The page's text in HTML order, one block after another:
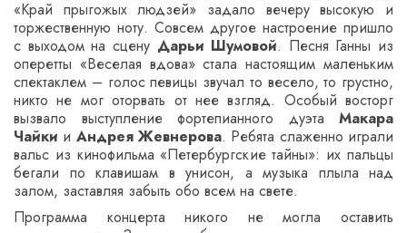
«Край прыгожых людзей» задало вечеру высокую и
торжественную ноту. Совсем другое настроение пришло
с выходом на сцену Дарьи Шумовой. Песня Ганны из
оперетты «Веселая вдова» стала настоящим маленьким
спектаклем – голос певицы звучал то весело, то грустно,
никто не мог оторвать от нее взгляд. Особый восторг
вызвало выступление фортепианного дуэта Макара
Чайки и Андрея Жевнерова. Ребята слаженно играли
вальс из кинофильма «Петербургские тайны»: их пальцы
бегали по клавишам в унисон, а музыка плыла над
залом, заставляя забыть обо всем на свете.
Программа концерта никого не могла оставить